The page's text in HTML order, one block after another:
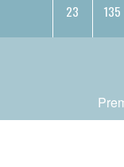
23 135